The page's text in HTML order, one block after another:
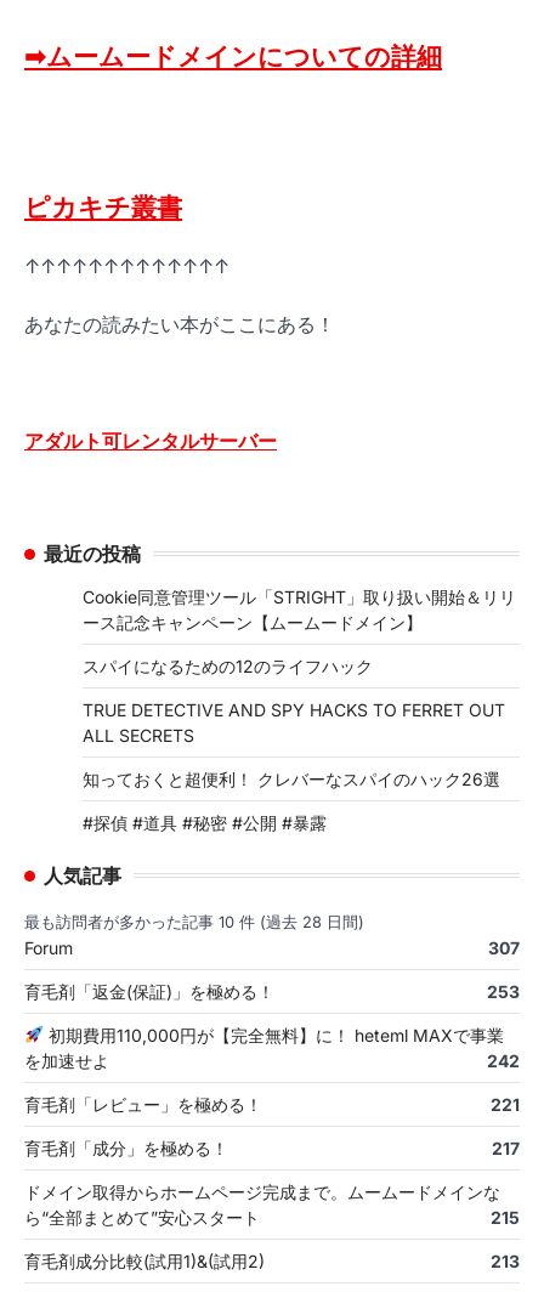
➡ムームードメインについての詳細
ピカキチ叢書
↑↑↑↑↑↑↑↑↑↑↑↑↑
あなたの読みたい本がここにある！
アダルト可レンタルサーバー
最近の投稿
Cookie同意管理ツール「STRIGHT」取り扱い開始＆リリ
ース記念キャンペーン【ムームードメイン】
スパイになるための12のライフハック
TRUE DETECTIVE AND SPY HACKS TO FERRET OUT
ALL SECRETS
知っておくと超便利！ クレバーなスパイのハック26選
#探偵 #道具 #秘密 #公開 #暴露
人気記事
最も訪問者が多かった記事 10 件 (過去 28 日間)
Forum 307
育毛剤「返金(保証)」を極める！ 253
初期費用110,000円が【完全無料】に！ heteml MAXで事業
を加速せよ
242
育毛剤「レビュー」を極める！ 221
育毛剤「成分」を極める！ 217
ドメイン取得からホームページ完成まで。ムームードメインな
ら“全部まとめて”安心スタート
215
育毛剤成分比較(試用1)&(試用2) 213